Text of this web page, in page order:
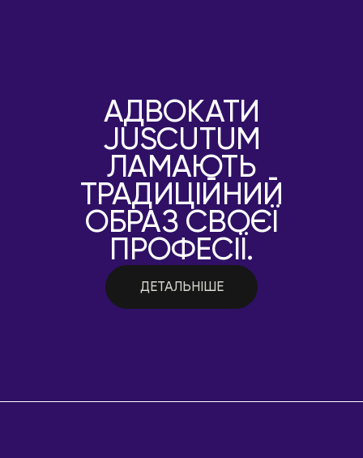
АДВОКАТИ
JUSCUTUM
ЛАМАЮТЬ
ТРАДИЦІЙНИЙ
ОБРАЗ СВОЄЇ
ПРОФЕСІЇ.
ДЕТАЛЬНІШЕ